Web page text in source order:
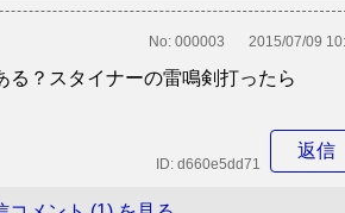
No: 000003 2015/07/09
る？スタイナーの雷鳴剣打ったら
返信
ID: d660e5dd71